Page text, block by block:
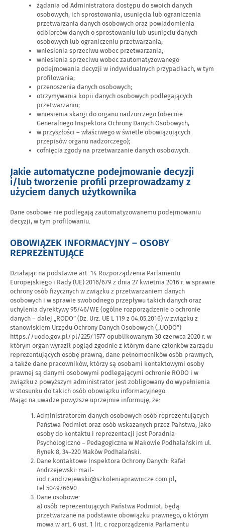
żądania od Administratora dostępu do swoich danych
osobowych, ich sprostowania, usunięcia lub ograniczenia
przetwarzania danych osobowych oraz powiadomienia
odbiorców danych o sprostowaniu lub usunięciu danych
osobowych lub ograniczeniu przetwarzania;
wniesienia sprzeciwu wobec przetwarzania;
wniesienia sprzeciwu wobec zautomatyzowanego
podejmowania decyzji w indywidualnych przypadkach, w tym
profilowania;
przenoszenia danych osobowych;
otrzymywania kopii danych osobowych podlegających
przetwarzaniu;
wniesienia skargi do organu nadzorczego (obecnie
Generalnego Inspektora Ochrony Danych Osobowych,
w przyszłości – właściwego w świetle obowiązujących
przepisów organu nadzorczego);
cofnięcia zgody na przetwarzanie danych osobowych.
Jakie automatyczne podejmowanie decyzji
i/lub tworzenie profili przeprowadzamy z
użyciem danych użytkownika
Dane osobowe nie podlegają zautomatyzowanemu podejmowaniu
decyzji, w tym profilowaniu.
OBOWIĄZEK INFORMACYJNY – OSOBY
REPREZENTUJĄCE
Działając na podstawie art. 14 Rozporządzenia Parlamentu
Europejskiego i Rady (UE) 2016/679 z dnia 27 kwietnia 2016 r. w sprawie
ochrony osób fizycznych w związku z przetwarzaniem danych
osobowych i w sprawie swobodnego przepływu takich danych oraz
uchylenia dyrektywy 95/46/WE (ogólne rozporządzenie o ochronie
danych – dalej „RODO” (Dz. Urz. UE L 119 z 04.05.2016) w związku z
stanowiskiem Urzędu Ochrony Danych Osobowych („UODO”)
https://uodo.gov.pl/pl/225/1577 opublikowanym 30 czerwca 2020 r. w
którym organ wyraził pogląd zgodnie z którym dane członków zarządu
reprezentujących osobę prawną, dane pełnomocników osób prawnych,
a także dane pracowników, którzy są osobami kontaktowymi osoby
prawnej są danymi osobowymi podlegającymi ochronie RODO i w
związku z powyższym administrator jest zobligowany do wypełnienia
w stosunku do takich osób obowiązku informacyjnego.
Mając na uwadze powyższe uprzejmie informuję, że:
Administratorem danych osobowych osób reprezentujących
Państwa Podmiot oraz osób wskazanych przez Państwa, jako
osoby do kontaktu i reprezentacji jest Poradnia
Psychologiczno – Pedagogiczna w Makowie Podhalańskim ul.
Rynek 8, 34-220 Maków Podhalański.
Dane kontaktowe Inspektora Ochrony Danych: Rafał
Andrzejewski: mail-
iod.r.andrzejewski@szkoleniaprawnicze.com.pl,
tel.504976690.
Dane osobowe:
a) osób reprezentujących Państwa Podmiot, będą
przetwarzane na podstawie obowiązku prawnego, o którym
mowa w art. 6 ust. 1 lit. c rozporządzenia Parlamentu